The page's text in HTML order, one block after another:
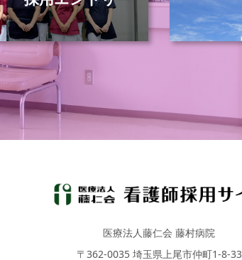
医療法人藤仁会 藤村病院
〒362-0035 埼玉県上尾市仲町1-8-33